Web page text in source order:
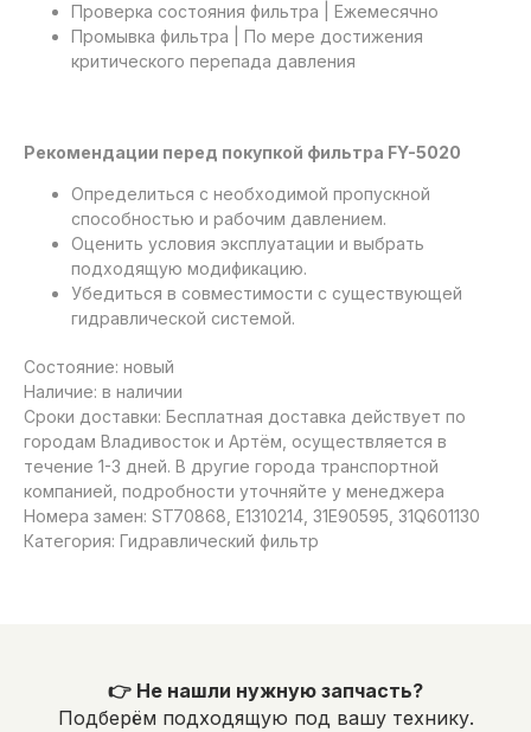
Проверка состояния фильтра | Ежемесячно
Промывка фильтра | По мере достижения
критического перепада давления
Рекомендации перед покупкой фильтра FY-5020
Определиться с необходимой пропускной
способностью и рабочим давлением.
Оценить условия эксплуатации и выбрать
подходящую модификацию.
Убедиться в совместимости с существующей
гидравлической системой.
Состояние: новый
Наличие: в наличии
Сроки доставки: Бесплатная доставка действует по
городам Владивосток и Артём, осуществляется в
течение 1-3 дней. В другие города транспортной
компанией, подробности уточняйте у менеджера
Номера замен: ST70868, E1310214, 31E90595, 31Q601130
Категория: Гидравлический фильтр
👉 Не нашли нужную запчасть?
Подберём подходящую под вашу технику.